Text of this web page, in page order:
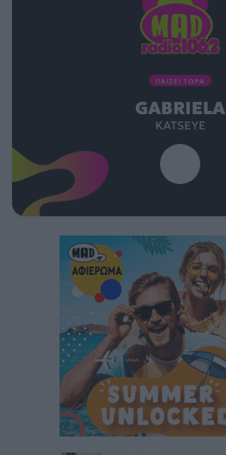
ΠΑΙΖΕΙ ΤΩΡΑ
GABRIELA
KATSEYE